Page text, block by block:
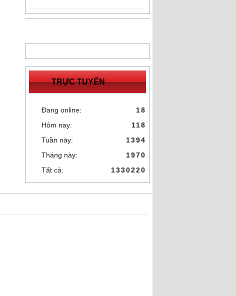
TRỰC TUYẾN
Đang online:
18
Hôm nay:
118
Tuần này:
1394
Tháng này:
1970
Tất cả:
1330220